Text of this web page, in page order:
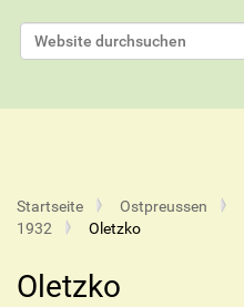
Website durchsuchen
Startseite Ostpreussen
1932
Oletzko
Oletzko